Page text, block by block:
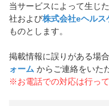
当サービスによって生じ
社および株式会社eヘルス
ものとします。
掲載情報に誤りがある場
ォーム からご連絡をいた
※お電話での対応は行っ